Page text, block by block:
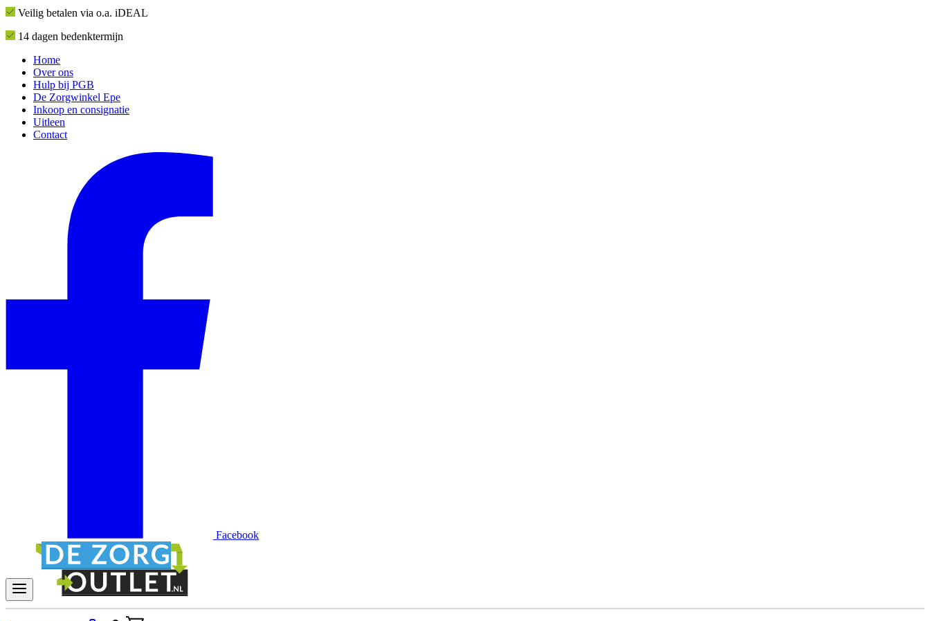
Veilig betalen via o.a. iDEAL
14 dagen bedenktermijn
Home
Over ons
Hulp bij PGB
De Zorgwinkel Epe
Inkoop en consignatie
Uitleen
Contact
Facebook